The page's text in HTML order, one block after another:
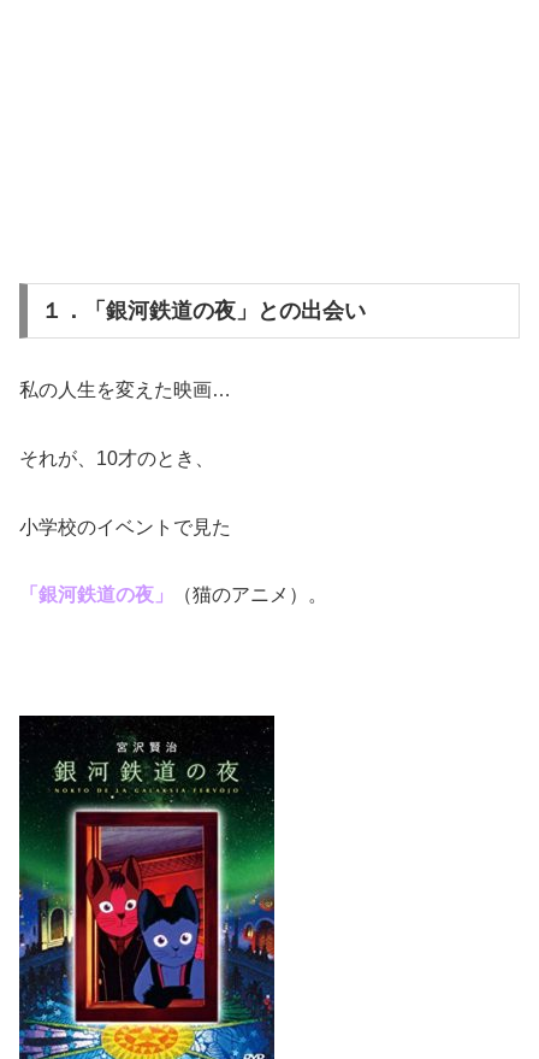
１．「銀河鉄道の夜」との出会い
私の人生を変えた映画…
それが、10才のとき、
小学校のイベントで見た
「銀河鉄道の夜」 （猫のアニメ）。